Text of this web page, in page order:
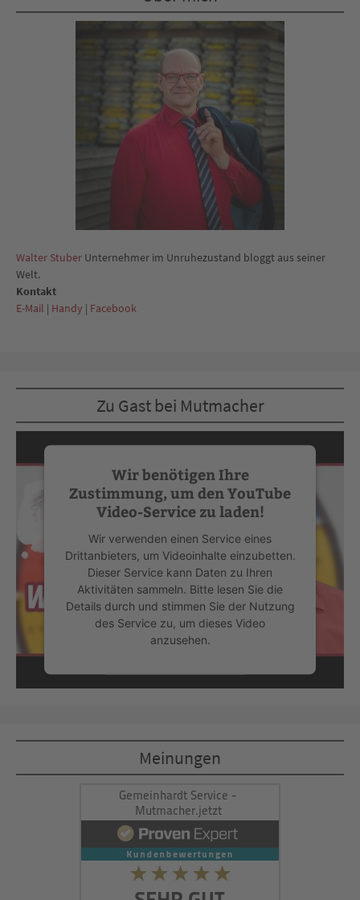
Walter Stuber Unternehmer im Unruhezustand bloggt aus seiner
Welt.
Kontakt
E-Mail | Handy | Facebook
Zu Gast bei Mutmacher
Wir benötigen Ihre
Zustimmung, um den YouTube
Video-Service zu laden!
Wir verwenden einen Service eines
Drittanbieters, um Videoinhalte einzubetten.
Dieser Service kann Daten zu Ihren
Aktivitäten sammeln. Bitte lesen Sie die
Details durch und stimmen Sie der Nutzung
des Service zu, um dieses Video
anzusehen.
Mehr Informationen
powered byUsercentrics Consent
Management Platform&eRecht24
Meinungen